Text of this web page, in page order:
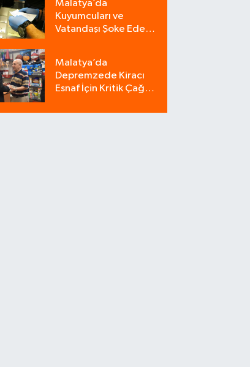
Malatya’da
Kuyumcuları ve
Vatandaşı Şoke Eden
Bozdu!
Malatya’da
Depremzede Kiracı
Esnaf İçin Kritik Çağrı:
Onlara Satılsın!"